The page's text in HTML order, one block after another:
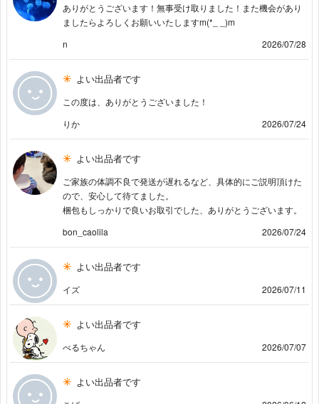
ありがとうございます！無事受け取りました！また機会があり
ましたらよろしくお願いいたしますm(*_ _)m
n
2026/07/28
よい出品者です
この度は、ありがとうございました！
りか
2026/07/24
よい出品者です
ご家族の体調不良で発送が遅れるなど、具体的にご説明頂けた
ので、安心して待てました。
梱包もしっかりで良いお取引でした、ありがとうございます。
bon_caolila
2026/07/24
よい出品者です
イズ 2026/07/11
よい出品者です
べるちゃん 2026/07/07
よい出品者です